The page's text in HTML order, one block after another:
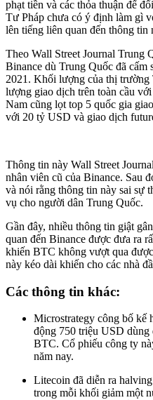
phạt tiền và các thỏa thuận để
Tư Pháp chưa có ý định làm gì
lên tiếng liên quan đến thông tin
Theo Wall Street Journal Trung
Binance dù Trung Quốc đã cấm
2021. Khối lượng của thị
lượng giao dịch trên toàn cầu
Nam cũng lọt top 5 quốc gia
với 20 tỷ USD và giao dịch
Thông tin này Wall Street
nhân viên cũ của Binance. Sau
và nói rằng thông tin này sai sự
vụ cho người dân Trung Quốc.
Gần đây, nhiều thông tin giật
quan đến Binance được đưa ra
khiến BTC không vượt qua
này kéo dài khiến cho các nhà
Các thông tin khác:
Microstrategy công bố kế
động 750 triệu USD dùng
BTC. Cổ phiếu công ty
năm nay.
Litecoin đã diễn ra
trong mỗi khối giảm một